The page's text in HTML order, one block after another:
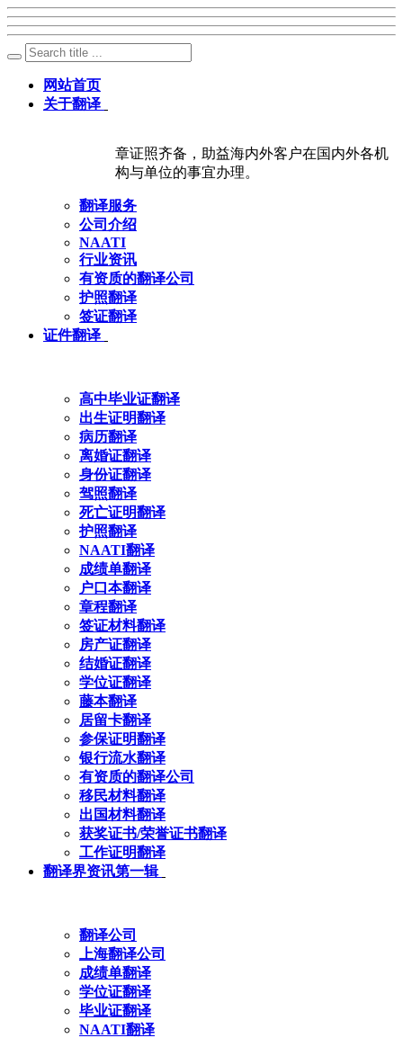
网站首页
关于翻译
章证照齐备，助益海内外客户在国内外各机
构与单位的事宜办理。
翻译服务
公司介绍
NAATI
行业资讯
有资质的翻译公司
护照翻译
签证翻译
证件翻译
高中毕业证翻译
出生证明翻译
病历翻译
离婚证翻译
身份证翻译
驾照翻译
死亡证明翻译
护照翻译
NAATI翻译
成绩单翻译
户口本翻译
章程翻译
签证材料翻译
房产证翻译
结婚证翻译
学位证翻译
藤本翻译
居留卡翻译
参保证明翻译
银行流水翻译
有资质的翻译公司
移民材料翻译
出国材料翻译
获奖证书/荣誉证书翻译
工作证明翻译
翻译界资讯第一辑
翻译公司
上海翻译公司
成绩单翻译
学位证翻译
毕业证翻译
NAATI翻译